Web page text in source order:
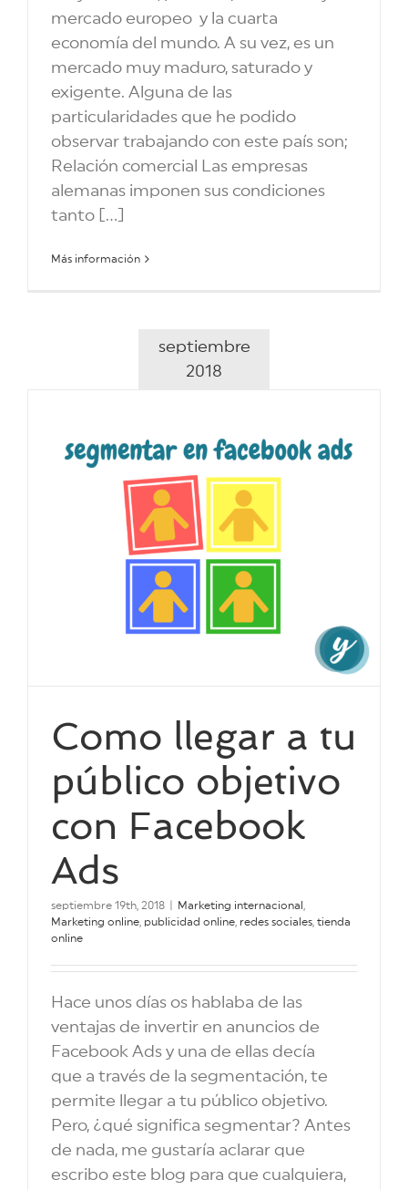
mercado europeo y la cuarta
economía del mundo. A su vez, es un
mercado muy maduro, saturado y
exigente. Alguna de las
particularidades que he podido
observar trabajando con este país son;
Relación comercial Las empresas
alemanas imponen sus condiciones
tanto [...]
Más información
septiembre
2018
Como llegar a tu
público objetivo
con Facebook
Ads
septiembre 19th, 2018 Marketing internacional
Marketing online publicidad online redes sociales tienda
online
Hace unos días os hablaba de las
ventajas de invertir en anuncios de
Facebook Ads y una de ellas decía
que a través de la segmentación, te
permite llegar a tu público objetivo.
Pero, ¿qué significa segmentar? Antes
de nada, me gustaría aclarar que
escribo este blog para que cualquiera,